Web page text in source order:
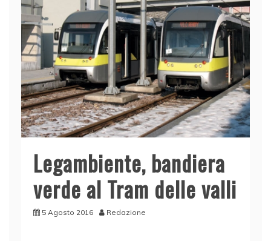
Legambiente, bandiera
verde al Tram delle valli
5 Agosto 2016 Redazione